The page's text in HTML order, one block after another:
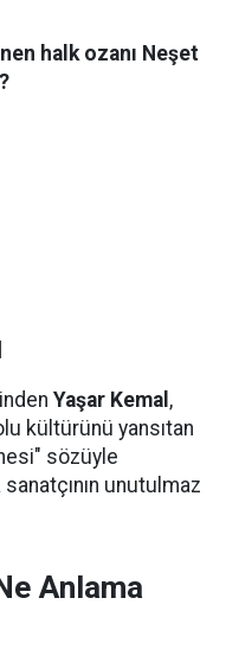
halk ozanı Neşet
Yaşar Kemal ,
kültürünü yansıtan
sözüyle
unutulmaz
Anlama